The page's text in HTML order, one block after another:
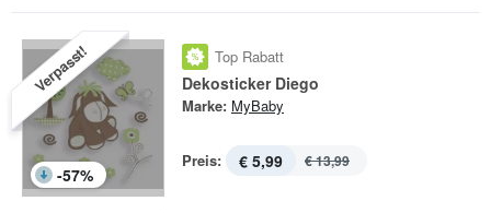
Verpasst!
-57%
Top Rabatt
Dekosticker Diego
Marke: MyBaby
Preis: € 5,99 € 13,99